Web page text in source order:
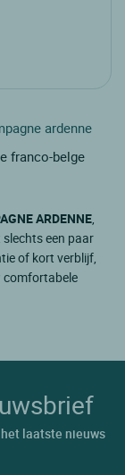
ardenne
franco-belge
ARDENNE,
slechts een paar
of kort verblijf,
comfortabele
laatste nieuws